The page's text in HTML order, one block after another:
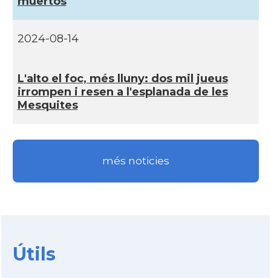
2024-08-14
L'alto el foc, més lluny: dos mil jueus
irrompen i resen a l'esplanada de les
Mesquites
més noticies
Útils